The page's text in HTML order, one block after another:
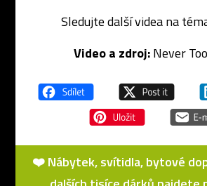
Sledujte další videa na
Video a zdroj:Never
❤️ Nábytek, svítidla, bytové